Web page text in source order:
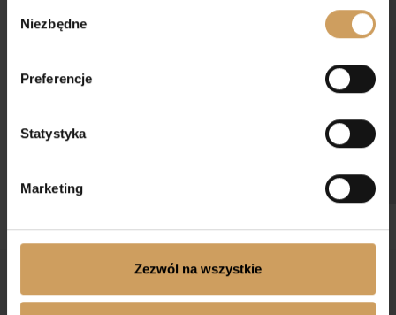
zgody
Niezbędne
Preferencje
Statystyka
Marketing
Zezwól na wszystkie